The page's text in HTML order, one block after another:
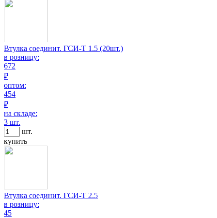
Втулка соединит. ГСИ-Т 1.5 (20шт.)
в розницу:
672
₽
оптом:
454
₽
на складе:
3 шт.
шт.
купить
Втулка соединит. ГСИ-Т 2.5
в розницу:
45